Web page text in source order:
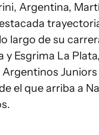
Argentina,
largo de su
y Esgrima La
Argentinos
el que arriba a